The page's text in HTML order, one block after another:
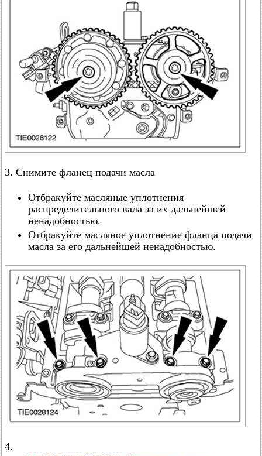
3. Снимите фланец подачи масла
Отбракуйте масляные уплотнения
распределительного вала за их дальнейшей
ненадобностью.
Отбракуйте масляное уплотнение фланца подачи
масла за его дальнейшей ненадобностью.
4.